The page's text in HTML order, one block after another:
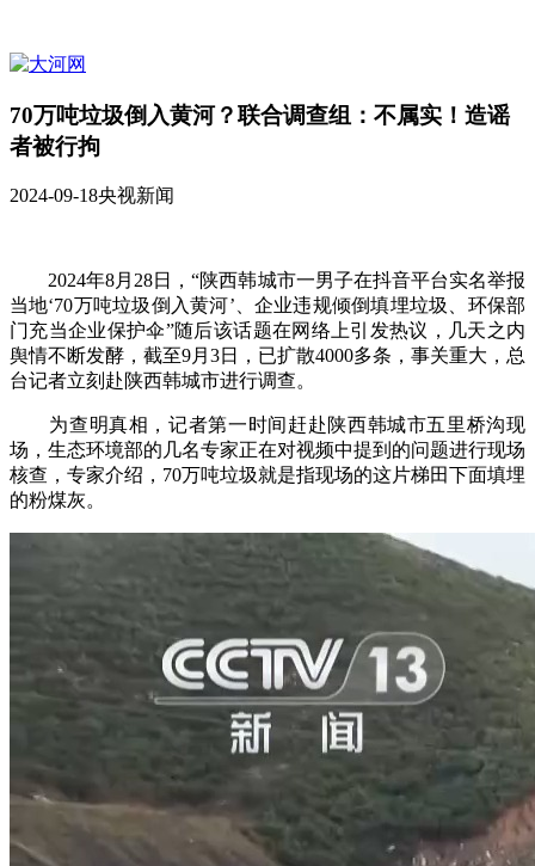
70万吨垃圾倒入黄河？联合调查组：不属实！造谣
者被行拘
2024-09-18央视新闻
2024年8月28日，“陕西韩城市一男子在抖音平台实名举报
当地‘70万吨垃圾倒入黄河’、企业违规倾倒填埋垃圾、环保部
门充当企业保护伞”随后该话题在网络上引发热议，几天之内
舆情不断发酵，截至9月3日，已扩散4000多条，事关重大，总
台记者立刻赴陕西韩城市进行调查。
为查明真相，记者第一时间赶赴陕西韩城市五里桥沟现
场，生态环境部的几名专家正在对视频中提到的问题进行现场
核查，专家介绍，70万吨垃圾就是指现场的这片梯田下面填埋
的粉煤灰。